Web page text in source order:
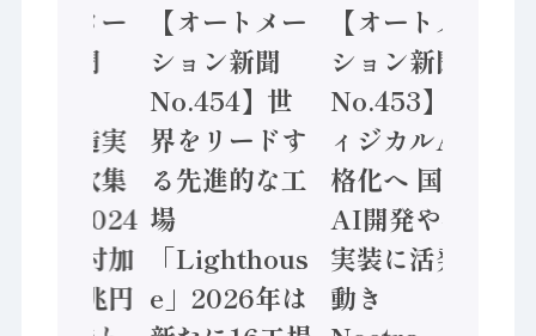
【オートメー
ション新聞
No.454】世
界をリードす
る先進的な工
「Lighthous
e」2026年は
【オートメー
ション新聞
No.453】フ
ィジカルAI本
格化へ 国産
AI開発や社会
実装に活発な
動き
【オート
ション新
No.455】
「経済構
態調査二
計結果」
年製造業